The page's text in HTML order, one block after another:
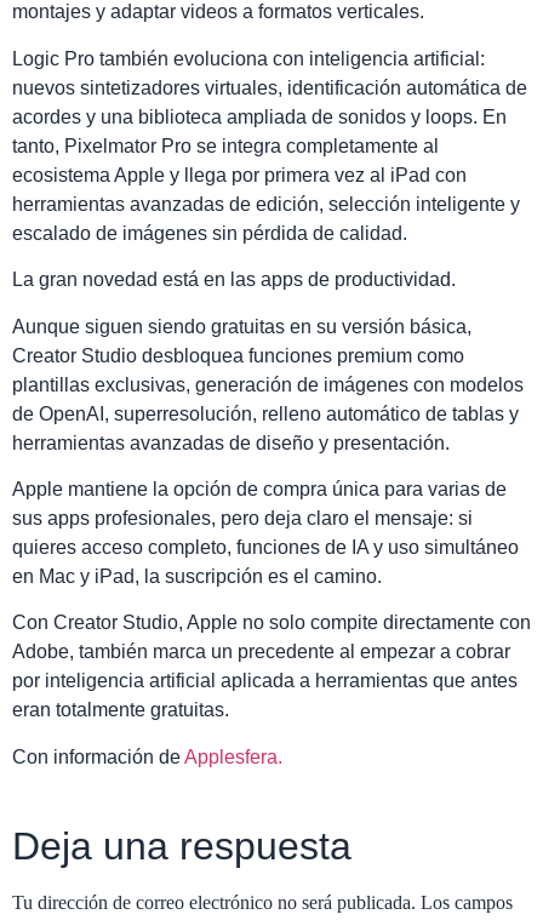
montajes y adaptar videos a formatos verticales.
Logic Pro también evoluciona con inteligencia artificial:
nuevos sintetizadores virtuales, identificación automática de
acordes y una biblioteca ampliada de sonidos y loops. En
tanto, Pixelmator Pro se integra completamente al
ecosistema Apple y llega por primera vez al iPad con
herramientas avanzadas de edición, selección inteligente y
escalado de imágenes sin pérdida de calidad.
La gran novedad está en las apps de productividad.
Aunque siguen siendo gratuitas en su versión básica,
Creator Studio desbloquea funciones premium como
plantillas exclusivas, generación de imágenes con modelos
de OpenAI, superresolución, relleno automático de tablas y
herramientas avanzadas de diseño y presentación.
Apple mantiene la opción de compra única para varias de
sus apps profesionales, pero deja claro el mensaje: si
quieres acceso completo, funciones de IA y uso simultáneo
en Mac y iPad, la suscripción es el camino.
Con Creator Studio, Apple no solo compite directamente con
Adobe, también marca un precedente al empezar a cobrar
por inteligencia artificial aplicada a herramientas que antes
eran totalmente gratuitas.
Con información deApplesfera.
Deja una respuesta
Tu dirección de correo electrónico no será publicada. Los campos